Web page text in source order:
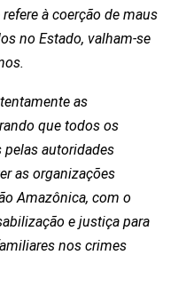
à coerção de maus
no Estado, valham-se
as
que todos os
autoridades
as organizações
Amazônica, com o
e justiça para
nos crimes